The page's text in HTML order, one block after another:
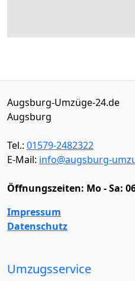
Augsburg-Umzüge-24.de
Augsburg
Tel.: 01579-2482322
E-Mail: info@augsburg-
Öffnungszeiten: Mo - Sa:
Impressum
Datenschutz
Umzugsservice